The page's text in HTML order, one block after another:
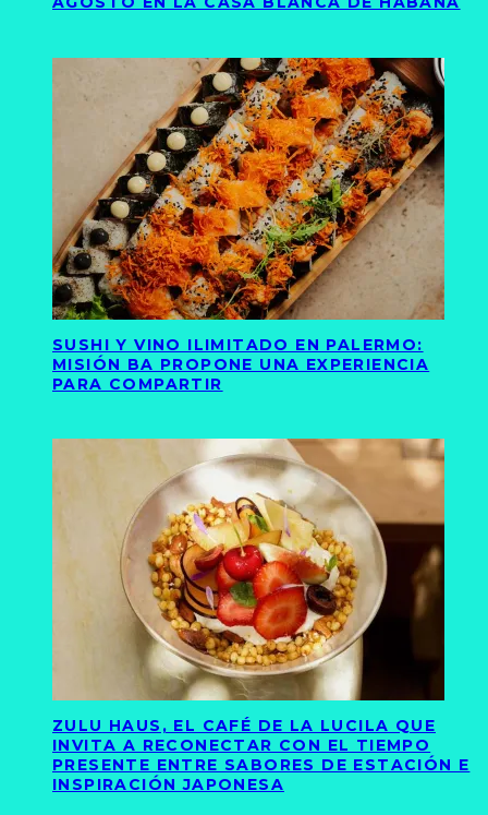
SUSHI Y VINO ILIMITADO EN PALERMO:
MISIÓN BA PROPONE UNA EXPERIENCIA
PARA COMPARTIR
ZULU HAUS, EL CAFÉ DE LA LUCILA QUE
INVITA A RECONECTAR CON EL TIEMPO
PRESENTE ENTRE SABORES DE ESTACIÓN E
INSPIRACIÓN JAPONESA